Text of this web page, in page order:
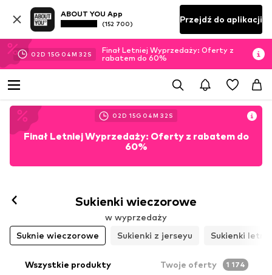
ABOUT YOU App
(152 700) Przejdź do aplikacji
02D 15G 04M 28 S
Finał Letniej Wyprzedaży: Oferty z
rabatem do 60%
02D 15G 04M 28 S
Finał Letniej Wyprzedaży: Oferty z rabatem do
60%
Sukienki wieczorowe
w wyprzedaży
Suknie wieczorowe
Sukienki z jerseyu Sukienki
Wszystkie produkty Twoje oferty 1 174